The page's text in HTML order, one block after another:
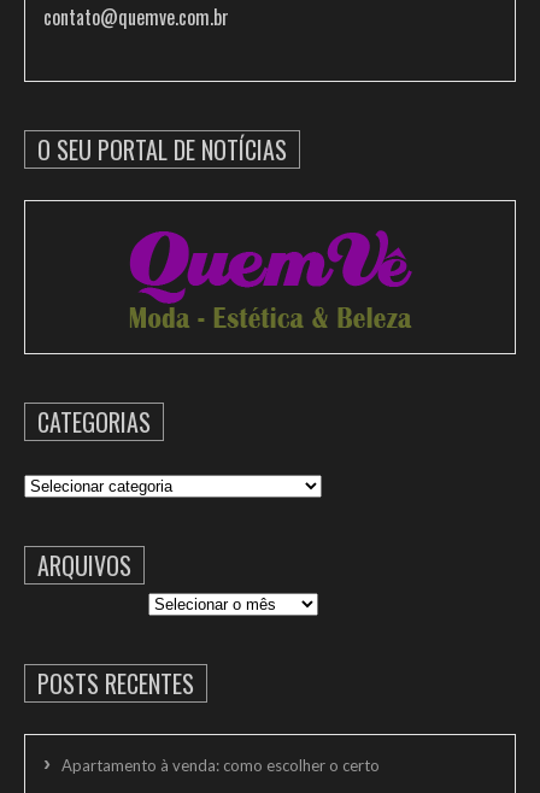
contato@quemve.com.br
O SEU PORTAL DE NOTÍCIAS
CATEGORIAS
Categorias
ARQUIVOS
POSTS RECENTES
Apartamento à venda: como escolher o certo